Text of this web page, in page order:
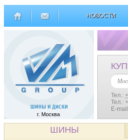
НОВОСТИ
г. Москва
Тел.:
Тел.:
E-
ШИНЫ